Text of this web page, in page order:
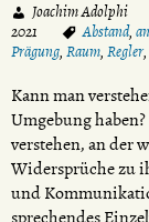
Joachim Adolphi
2021
Abstand,
Prägung, Raum, Regler,
Kann man
Umgebung
verstehen, an der
Widersprüche zu
und